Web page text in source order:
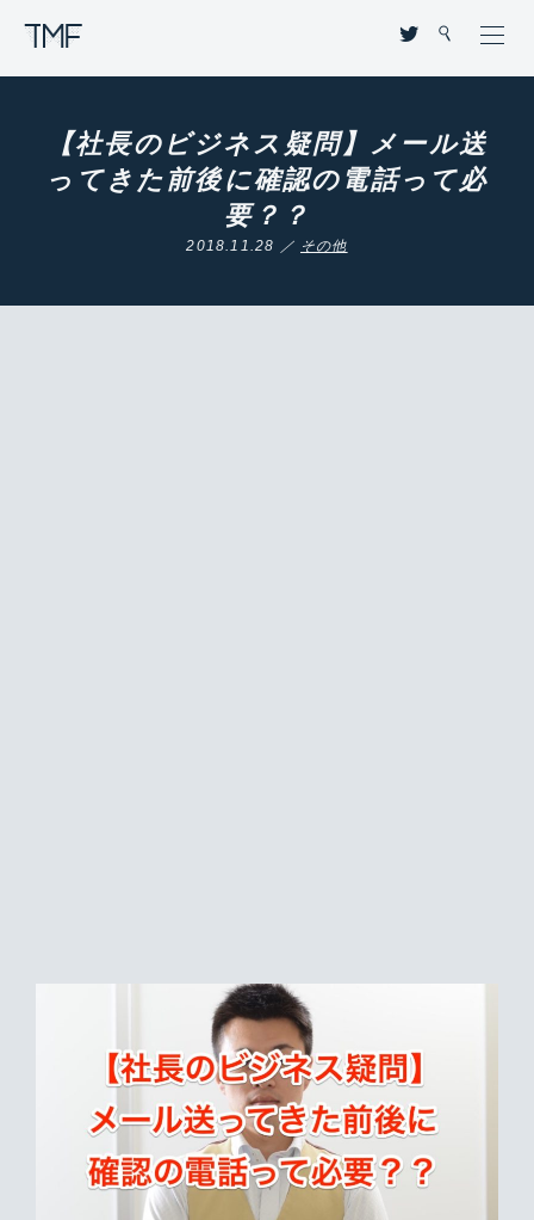
【社長のビジネス疑問】メール送
ってきた前後に確認の電話って必
要？？
2018.11.28 ／ その他